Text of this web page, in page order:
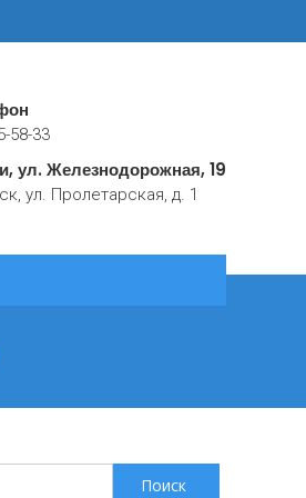
58-33
ул. Железнодорожная, 19
ул. Пролетарская, д. 1